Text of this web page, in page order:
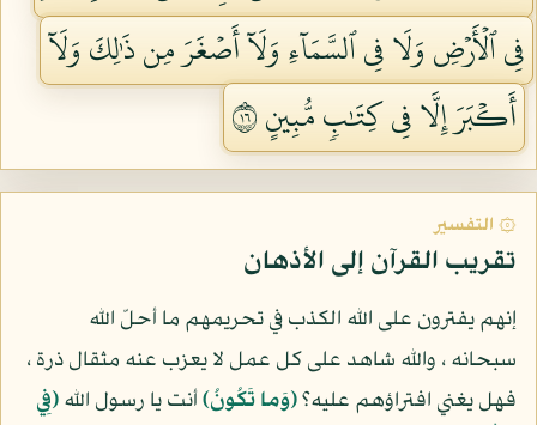
فِي ٱلۡأَرۡضِ وَلَا فِي ٱلسَّمَآءِ وَلَآ أَصۡغَرَ مِن ذَٰلِكَ وَلَآ
أَكۡبَرَ إِلَّا فِي كِتَٰبٖ مُّبِينٍ ٦١
۞ التفسير
تقريب القرآن إلى الأذهان
إنهم يفترون على الله الكذب في تحريمهم ما أحلّ الله
سبحانه ، والله شاهد على كل عمل لا يعزب عنه مثقال ذرة ،
فهل يغني افتراؤهم عليه؟(وَما تَكُونُ)أنت يا رسول الله(فِي